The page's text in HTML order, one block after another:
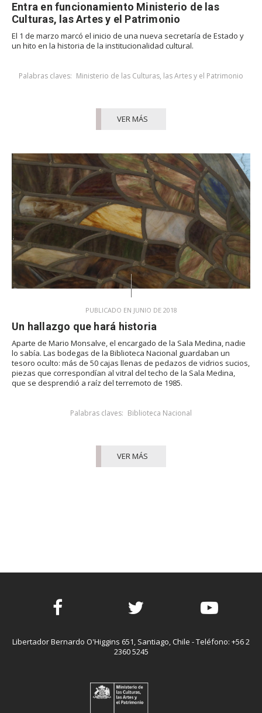
Entra en funcionamiento Ministerio de las
Culturas, las Artes y el Patrimonio
El 1 de marzo marcó el inicio de una nueva secretaría de Estado y
un hito en la historia de la institucionalidad cultural.
Palabras claves: Ministerio de las Culturas, las Artes y el Patrimonio
VER MÁS
PUBLICADO EN JUNIO DE 2018
Un hallazgo que hará historia
Aparte de Mario Monsalve, el encargado de la Sala Medina, nadie
lo sabía. Las bodegas de la Biblioteca Nacional guardaban un
tesoro oculto: más de 50 cajas llenas de pedazos de vidrios sucios,
piezas que correspondían al vitral del techo de la Sala Medina,
que se desprendió a raíz del terremoto de 1985.
Palabras claves: Biblioteca Nacional
VER MÁS
Libertador Bernardo O'Higgins 651, Santiago, Chile - Teléfono: +56 2
2360 5245